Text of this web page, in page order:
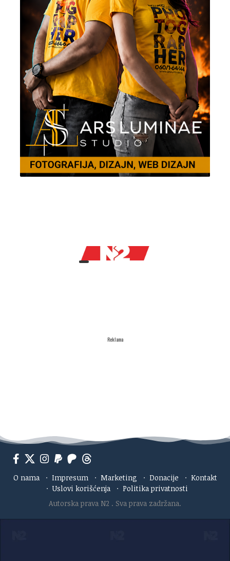
Reklama
O nama · Impresum · Marketing · Donacije · Kontakt
· Uslovi korišćenja · Politika privatnosti
Autorska prava N2 . Sva prava zadržana.